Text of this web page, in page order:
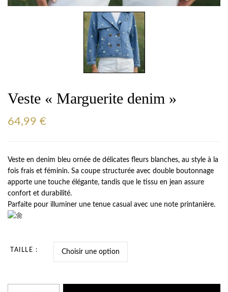
Veste « Marguerite denim »
64,99 €
Veste en denim bleu ornée de délicates fleurs blanches, au style à la
fois frais et féminin. Sa coupe structurée avec double boutonnage
apporte une touche élégante, tandis que le tissu en jean assure
confort et durabilité.
Parfaite pour illuminer une tenue casual avec une note printanière.
TAILLE